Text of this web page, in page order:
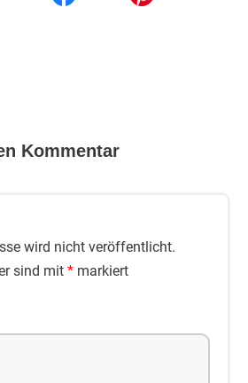
Kommentar
wird nicht veröffentlicht.
sind mit * markiert